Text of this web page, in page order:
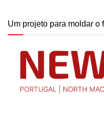
Um projeto para moldar o